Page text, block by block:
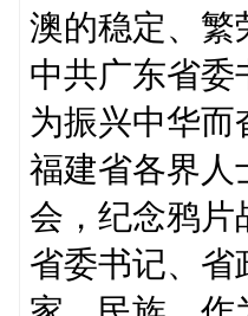
澳的稳定、繁
中共广东省委
为振兴中华而
福建省各界
会，纪念鸦片
省委书记、省